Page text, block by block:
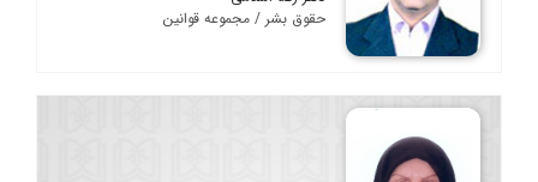
حقوق بشر / مجموعه قوانین